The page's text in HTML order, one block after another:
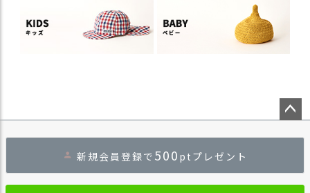
ジト
へ
新規会員登録で 500 ptプレゼント